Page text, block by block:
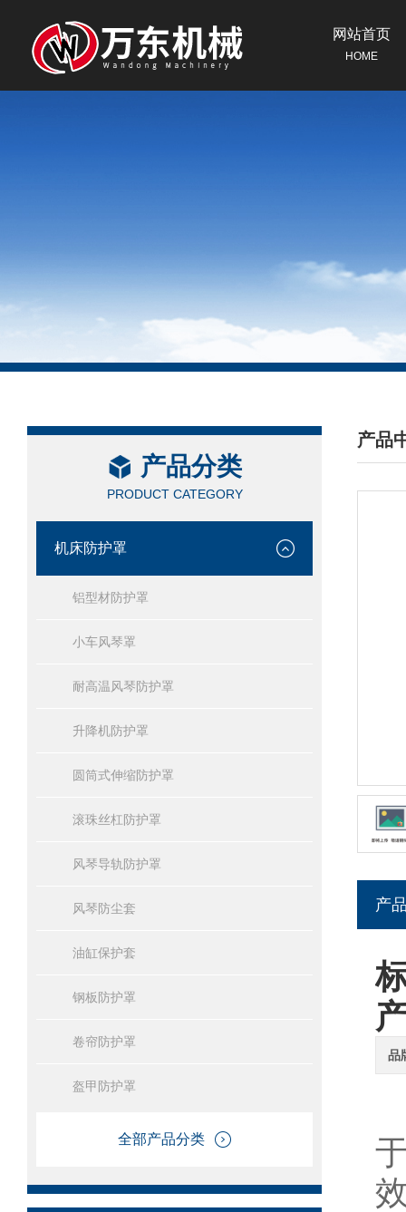
网站首页
HOME
产品分类
PRODUCT CATEGORY
机床防护罩
铝型材防护罩
小车风琴罩
耐高温风琴防护罩
升降机防护罩
圆筒式伸缩防护罩
滚珠丝杠防护罩
风琴导轨防护罩
风琴防尘套
油缸保护套
钢板防护罩
卷帘防护罩
盔甲防护罩
全部产品分类
产品
/
产
品